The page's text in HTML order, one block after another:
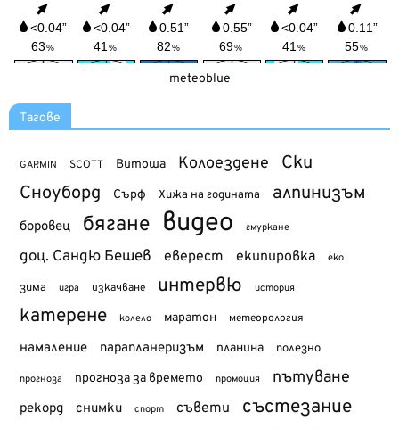
meteoblue
Тагове
GARMIN SCOTT Витоша Колоездене Ски
Сноуборд Сърф Хижа на годината алпинизъм
боровец бягане видео гмуркане
доц. Сандю Бешев еверест екипировка еко
зима игра изкачване интервю история
катерене колело маратон метеорология
намаление парапланеризъм планина полезно
прогноза прогноза за времето промоция пътуване
рекорд снимки спорт съвети състезание